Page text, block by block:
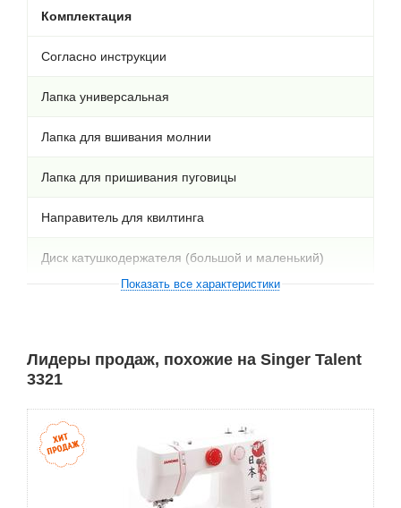
Комплектация
Согласно инструкции
Лапка универсальная
Лапка для вшивания молнии
Лапка для пришивания пуговицы
Направитель для квилтинга
Диск катушкодержателя (большой и маленький)
Шпульки - 4 шт., набор игл,
Щеточка для чистки/вспарыватель
Мягкий чехол
Показать все характеристики
Лидеры продаж, похожие на Singer Talent
3321